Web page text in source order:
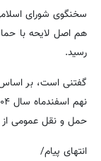
سخنگوی شورای
هم اصل لایحه با
رسید.
گفتنی است، بر
حمل و نقل عمومی از
انتهای پیام/